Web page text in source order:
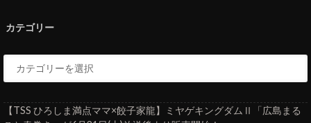
カテゴリー
【TSS ひろしま満点ママ×餃子家龍】ミヤゲキングダムⅡ「広島まる